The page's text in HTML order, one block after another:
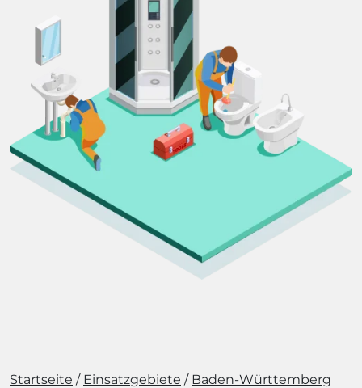
Startseite Einsatzgebiete
Baden-Württemberg